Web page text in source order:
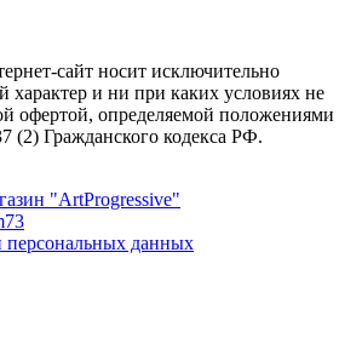
сайт носит исключительно
и ни при каких условиях не
офертой, определяемой положениями
(2) Гражданского кодекса РФ.
"ArtProgressive"
персональных данных